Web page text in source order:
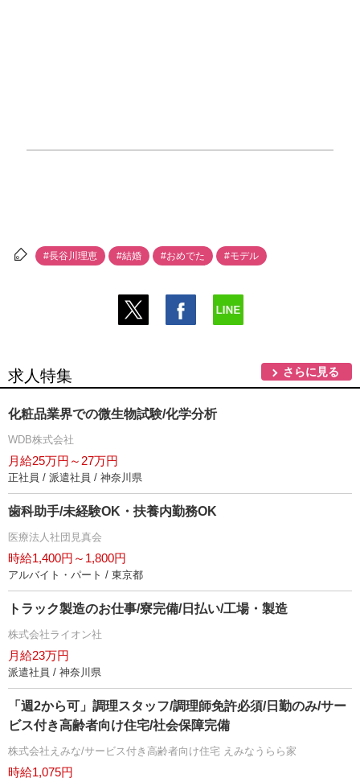
#長谷川理恵 #結婚 #おめでた #モデル
求人特集 さらに見る
化粧品業界での微生物試験/化学分析
WDB株式会社
月給25万円～27万円
正社員 / 派遣社員 / 神奈川県
歯科助手/未経験OK・扶養内勤務OK
医療法人社団見真会
時給1,400円～1,800円
アルバイト・パート / 東京都
トラック製造のお仕事/寮完備/日払い/工場・製造
株式会社ライオン社
月給23万円
派遣社員 / 神奈川県
「週2から可」調理スタッフ/調理師免許必須/日勤のみ/サー
ビス付き高齢者向け住宅/社会保障完備
株式会社えみな/サービス付き高齢者向け住宅 えみなうらら家
時給1,075円